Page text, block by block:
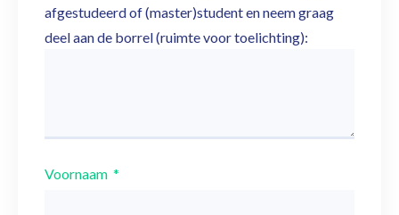
afgestudeerd of (master)student en neem graag
deel aan de borrel (ruimte voor toelichting):
Voornaam